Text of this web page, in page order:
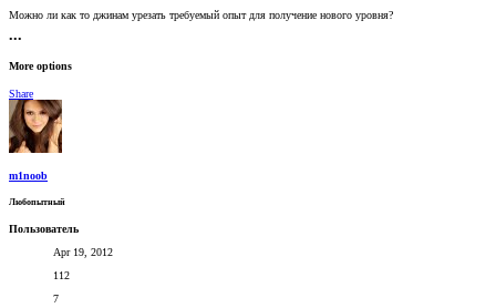
Можно ли как то джинам урезать требуемый опыт для получение нового уровня?
•••
More options
Share
m1noob
Любопытный
Пользователь
Apr 19, 2012
112
7